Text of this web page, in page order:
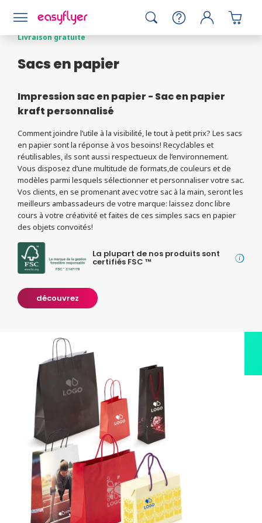
Packaging
Livraison gratuite
Sacs en papier
Impression sac en papier - Sac en papier
kraft personnalisé
Comment joindre l’utile à la visibilité, le tout à petit prix? Les sacs
en papier sont la réponse à vos besoins! Recyclables et
réutilisables, ils sont aussi respectueux de l’environnement.
Vous disposez d’une multitude de formats,de couleurs et de
modèles parmi lesquels sélectionner et personnaliser votre sac.
Vos clients, en se promenant avec votre sac à la main, seront les
meilleurs ambassadeurs de votre marque: laissez donc libre
cours à votre créativité et faites de ces simples sacs en papier
des objets convoités!
La plupart de nos produits sont
certifiés FSC ™
découvrez